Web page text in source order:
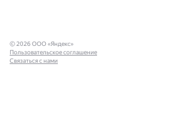
© 2026 ООО «Яндекс»
Пользовательское соглашение
Связаться с нами